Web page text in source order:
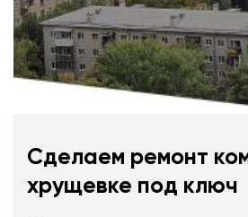
Сделаем ремонт
хрущевке под ключ